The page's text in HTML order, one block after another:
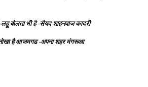
बोलता भी है -सैयद शाहनवाज कादरी
है आजमगढ -अपना शहर मंगरूआ